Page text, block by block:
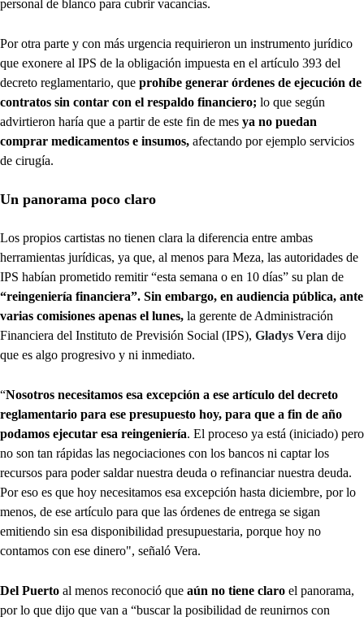
personal de blanco para cubrir vacancias.
Por otra parte y con más urgencia requirieron un instrumento jurídico
que exonere al IPS de la obligación impuesta en el artículo 393 del
decreto reglamentario, que prohíbe generar órdenes de ejecución de
contratos sin contar con el respaldo financiero; lo que según
advirtieron haría que a partir de este fin de mes ya no puedan
comprar medicamentos e insumos, afectando por ejemplo servicios
de cirugía.
Un panorama poco claro
Los propios cartistas no tienen clara la diferencia entre ambas
herramientas jurídicas, ya que, al menos para Meza, las autoridades de
IPS habían prometido remitir “esta semana o en 10 días” su plan de
“reingeniería financiera”. Sin embargo, en audiencia pública, ante
varias comisiones apenas el lunes, la gerente de Administración
Financiera del Instituto de Previsión Social (IPS), Gladys Vera dijo
que es algo progresivo y ni inmediato.
“Nosotros necesitamos esa excepción a ese artículo del decreto
reglamentario para ese presupuesto hoy, para que a fin de año
podamos ejecutar esa reingeniería. El proceso ya está (iniciado) pero
no son tan rápidas las negociaciones con los bancos ni captar los
recursos para poder saldar nuestra deuda o refinanciar nuestra deuda.
Por eso es que hoy necesitamos esa excepción hasta diciembre, por lo
menos, de ese artículo para que las órdenes de entrega se sigan
emitiendo sin esa disponibilidad presupuestaria, porque hoy no
contamos con ese dinero", señaló Vera.
Del Puerto al menos reconoció que aún no tiene claro el panorama,
por lo que dijo que van a “buscar la posibilidad de reunirnos con